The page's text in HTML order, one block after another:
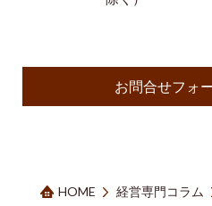
お問合せフォ
HOME 経営専門コラム